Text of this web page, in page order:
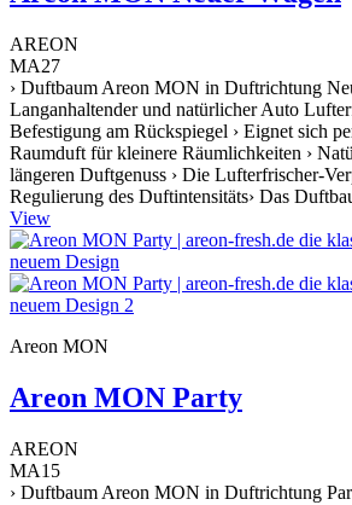
AREON
MA27
› Duftbaum Areon MON in Duftrichtung
Langanhaltender und natürlicher Auto
Befestigung am Rückspiegel › Eignet sich
Raumduft für kleinere Räumlichkeiten ›
längeren Duftgenuss › Die Lufterfrischer-
Regulierung des Duftintensitäts› Das
View
Areon MON
Areon MON Party
AREON
MA15
› Duftbaum Areon MON in Duftrichtung